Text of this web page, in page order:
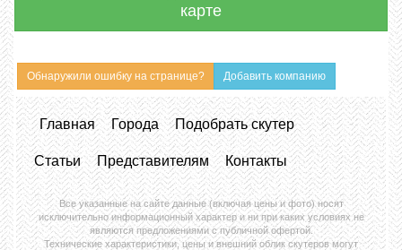
карте
Обнаружили ошибку на странице? Добавить компанию
Главная Города Подобрать скутер
Статьи Представителям Контакты
Все указанные на сайте данные (включая цены и фото) носят
исключительно информационный характер и ни при каких условиях не
являются предложениями с публичной офертой.
Технические характеристики, цены и внешний облик скутеров могут